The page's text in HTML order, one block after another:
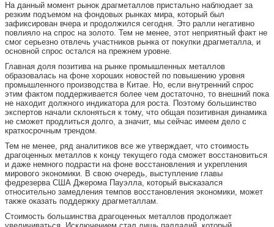
На данный момент рынок драгметаллов пристально наблюдает за
резким подъемом на фондовых рынках мира, который был
зафиксирован вчера и продолжился сегодня. Это ралли негативно
повлияло на спрос на золото. Тем не менее, этот неприятный факт не
смог серьезно отвлечь участников рынка от покупки драгметалла, и
основной спрос остался на прежнем уровне.
Главная доля позитива на рынке промышленных металлов
образовалась на фоне хороших новостей по повышению уровня
промышленного производства в Китае. Но, если внутренний спрос
этим фактом поддерживается более чем достаточно, то внешний пока
не находит должного индикатора для роста. Поэтому большинство
экспертов начали склоняться к тому, что общая позитивная динамика
не сможет продлиться долго, а значит, мы сейчас имеем дело с
краткосрочным трендом.
Тем не менее, ряд аналитиков все же утверждает, что стоимость
драгоценных металлов к концу текущего года сможет восстановиться
и даже немного подрасти на фоне восстановления и укрепления
мирового экономики. В свою очередь, выступление главы
федрезерва США Джерома Пауэлла, который высказался
относительно замедления темпов восстановления экономики, может
также оказать поддержку драгметаллам.
Стоимость большинства драгоценных металлов продолжает